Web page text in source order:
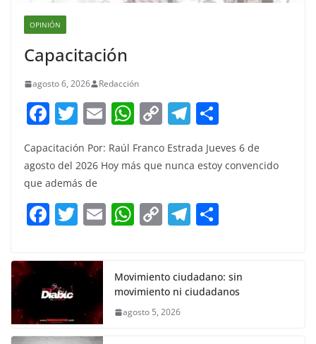
OPINIÓN
Capacitación
agosto 6, 2026 Redacción
F
a
c
e
b
o
k
T
itt
er
E
m
ai
W
at
A
p
C
p
Li
n
T
el
e
a
m
ar
e
Capacitación Por: Raúl Franco Estrada Jueves 6 de
agosto del 2026 Hoy más que nunca estoy convencido
que además de
F
c
e
b
o
T
itt
er
E W
s
A
C
y
Li
T
gr
a
e
Movimiento ciudadano: sin
movimiento ni ciudadanos
agosto 5, 2026